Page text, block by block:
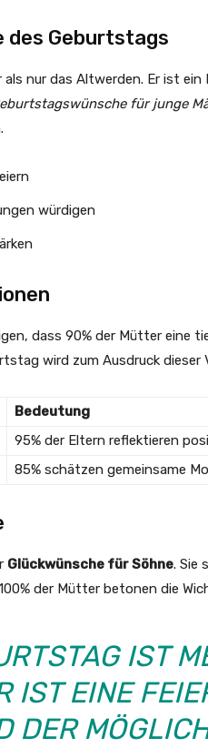
des Geburtstags
nur das Altwerden. Er ist
für junge
würdigen
dass 90% der Mütter eine
wird zum Ausdruck dieser
Bedeutung
95% der Eltern reflektieren
85% schätzen gemeinsame
Glückwünsche für Söhne. Sie
der Mütter betonen die
IST
IST EINE
DER